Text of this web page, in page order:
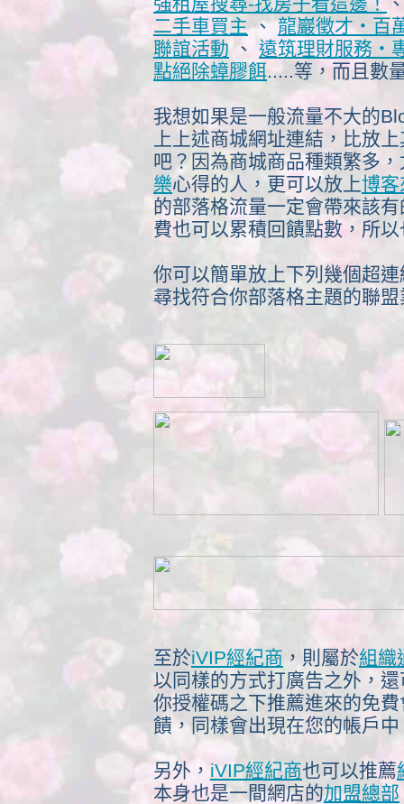
二手車買主、龍巖徵才‧百
聯誼活動、 遠筑理財服務‧
點絕除蟑膠餌.....等，而且數
我想如果是一般流量不大的
上上述商城網址連結，比放
吧？因為商城商品種類繁多
樂心得的人，更可以放上博客
的部落格流量一定會帶來該
費也可以累積回饋點數，所
你可以簡單放上下列幾個超
尋找符合你部落格主題的聯
至於iVIP經紀商 ，則屬於組織
以同樣的方式打廣告之外，
你授權碼之下推薦進來的免
饋，同樣會出現在您的帳戶中
另外， iVIP經紀商也可以推薦
本身也是一間網店的加盟總部